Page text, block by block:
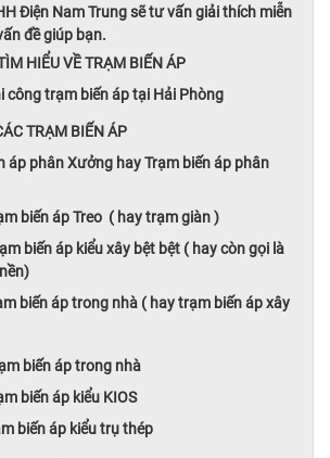
Điện Nam Trung sẽ tư vấn giải thích miễn
đề giúp bạn.
HIỂU VỀ TRẠM BIẾN ÁP
công trạm biến áp tại Hải Phòng
TRẠM BIẾN ÁP
áp phân Xưởng hay Trạm biến áp phân
biến áp Treo ( hay trạm giàn )
biến áp kiểu xây bệt bệt ( hay còn gọi là
biến áp trong nhà ( hay trạm biến áp xây
biến áp trong nhà
biến áp kiểu KIOS
biến áp kiểu trụ thép